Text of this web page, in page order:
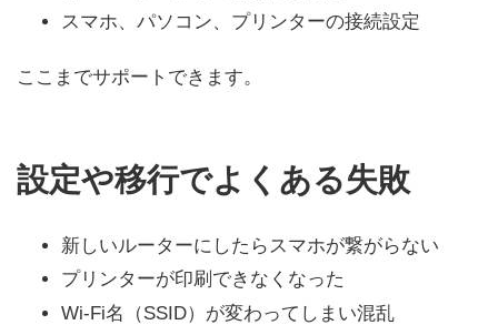
スマホ、パソコン、プリンターの接続設定
ここまでサポートできます。
設定や移行でよくある失敗
新しいルーターにしたらスマホが繋がらない
プリンターが印刷できなくなった
Wi-Fi名（SSID）が変わってしまい混乱